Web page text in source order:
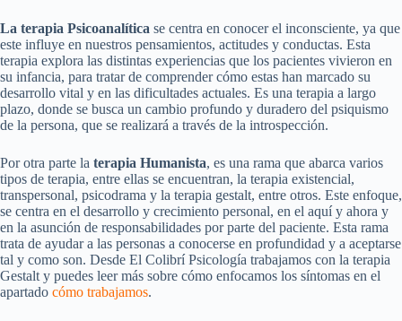
La terapia Psicoanalítica se centra en conocer el inconsciente, ya que
este influye en nuestros pensamientos, actitudes y conductas. Esta
terapia explora las distintas experiencias que los pacientes vivieron en
su infancia, para tratar de comprender cómo estas han marcado su
desarrollo vital y en las dificultades actuales. Es una terapia a largo
plazo, donde se busca un cambio profundo y duradero del psiquismo
de la persona, que se realizará a través de la introspección.
Por otra parte la terapia Humanista, es una rama que abarca varios
tipos de terapia, entre ellas se encuentran, la terapia existencial,
transpersonal, psicodrama y la terapia gestalt, entre otros. Este enfoque,
se centra en el desarrollo y crecimiento personal, en el aquí y ahora y
en la asunción de responsabilidades por parte del paciente. Esta rama
trata de ayudar a las personas a conocerse en profundidad y a aceptarse
tal y como son. Desde El Colibrí Psicología trabajamos con la terapia
Gestalt y puedes leer más sobre cómo enfocamos los síntomas en el
apartado cómo trabajamos.